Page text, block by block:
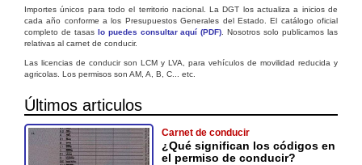
Importes únicos para todo el territorio nacional. La DGT los actualiza a inicios de
cada año conforme a los Presupuestos Generales del Estado. El catálogo oficial
completo de tasas lo puedes consultar aquí (PDF) . Nosotros solo publicamos las
relativas al carnet de conducir.
Las licencias de conducir son LCM y LVA, para vehículos de movilidad reducida y
agricolas. Los permisos son AM, A, B, C... etc.
Últimos articulos
Carnet de conducir
¿Qué significan los códigos en
el permiso de conducir?